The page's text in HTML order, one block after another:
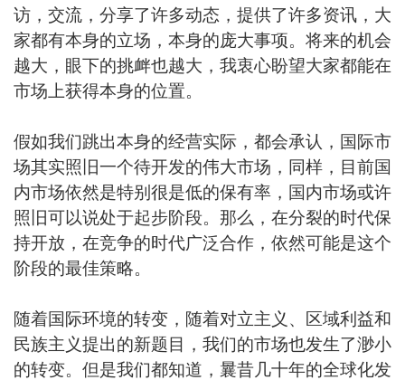
访，交流，分享了许多动态，提供了许多资讯，大
家都有本身的立场，本身的庞大事项。将来的机会
越大，眼下的挑衅也越大，我衷心盼望大家都能在
市场上获得本身的位置。
假如我们跳出本身的经营实际，都会承认，国际市
场其实照旧一个待开发的伟大市场，同样，目前国
内市场依然是特别很是低的保有率，国内市场或许
照旧可以说处于起步阶段。那么，在分裂的时代保
持开放，在竞争的时代广泛合作，依然可能是这个
阶段的最佳策略。
随着国际环境的转变，随着对立主义、区域利益和
民族主义提出的新题目，我们的市场也发生了渺小
的转变。但是我们都知道，曩昔几十年的全球化发